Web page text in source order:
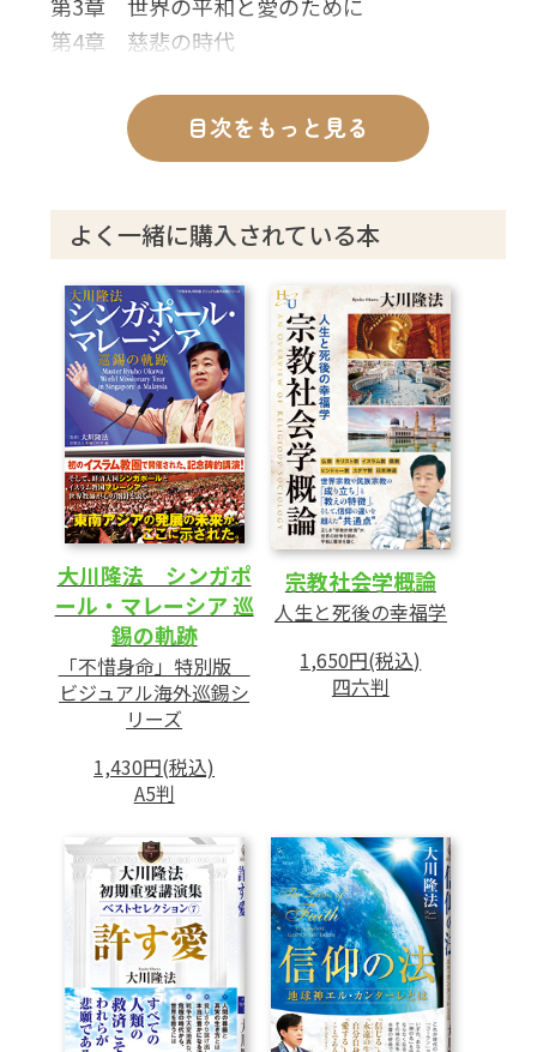
第3章 世界の平和と愛のために
第4章 慈悲の時代
目次をもっと見る
よく一緒に購入されている本
大川隆法 シンガポ
ール・マレーシア 巡
錫の軌跡
「不惜身命」特別版
ビジュアル海外巡錫シ
リーズ
1,430円(税込)
A5判
宗教社会学概論
人生と死後の幸福学
1,650円(税込)
四六判